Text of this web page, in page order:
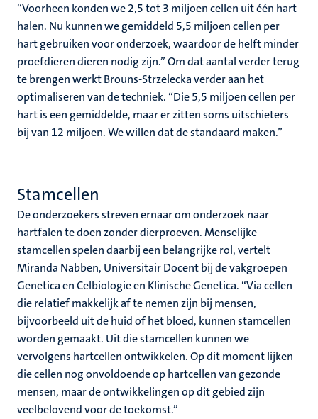
“Voorheen konden we 2,5 tot 3 miljoen cellen uit één hart
halen. Nu kunnen we gemiddeld 5,5 miljoen cellen per
hart gebruiken voor onderzoek, waardoor de helft minder
proefdieren dieren nodig zijn.” Om dat aantal verder terug
te brengen werkt Brouns-Strzelecka verder aan het
optimaliseren van de techniek. “Die 5,5 miljoen cellen per
hart is een gemiddelde, maar er zitten soms uitschieters
bij van 12 miljoen. We willen dat de standaard maken.”
Stamcellen
De onderzoekers streven ernaar om onderzoek naar
hartfalen te doen zonder dierproeven. Menselijke
stamcellen spelen daarbij een belangrijke rol, vertelt
Miranda Nabben, Universitair Docent bij de vakgroepen
Genetica en Celbiologie en Klinische Genetica. “Via cellen
die relatief makkelijk af te nemen zijn bij mensen,
bijvoorbeeld uit de huid of het bloed, kunnen stamcellen
worden gemaakt. Uit die stamcellen kunnen we
vervolgens hartcellen ontwikkelen. Op dit moment lijken
die cellen nog onvoldoende op hartcellen van gezonde
mensen, maar de ontwikkelingen op dit gebied zijn
veelbelovend voor de toekomst.”